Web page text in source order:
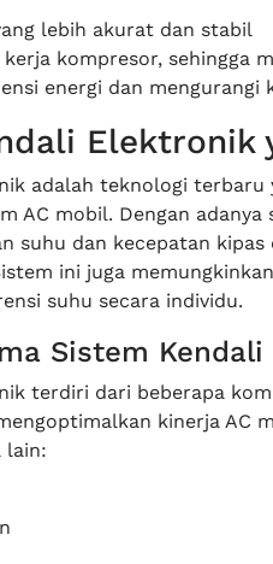
lebih akurat dan stabil
kompresor, sehingga
energi dan mengurangi
Elektronik
adalah teknologi terbaru
AC mobil. Dengan
suhu dan kecepatan kipas
ini juga
suhu secara individu.
Sistem
terdiri dari beberapa
kinerja AC
lain: